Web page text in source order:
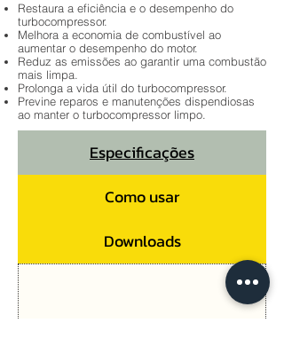
Restaura a eficiência e o desempenho do
turbocompressor.
Melhora a economia de combustível ao
aumentar o desempenho do motor.
Reduz as emissões ao garantir uma combustão
mais limpa.
Prolonga a vida útil do turbocompressor.
Previne reparos e manutenções dispendiosas
ao manter o turbocompressor limpo.
Especificações
Como usar
Downloads